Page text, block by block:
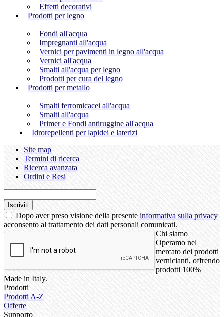
Effetti decorativi
Prodotti per legno
Fondi all'acqua
Impregnanti all'acqua
Vernici per pavimenti in legno all'acqua
Vernici all'acqua
Smalti all'acqua per legno
Prodotti per cura del legno
Prodotti per metallo
Smalti ferromicacei all'acqua
Smalti all'acqua
Primer e Fondi antiruggine all'acqua
Idrorepellenti per lapidei e laterizi
Site map
Termini di ricerca
Ricerca avanzata
Ordini e Resi
Iscriviti
Dopo aver preso visione della presente informativa sulla privacy
acconsento al trattamento dei dati personali comunicati.
Chi siamo
Operamo nel
mercato dei prodotti
vernicianti, offrendo
prodotti 100%
Made in Italy.
Prodotti
Prodotti A-Z
Offerte
Supporto